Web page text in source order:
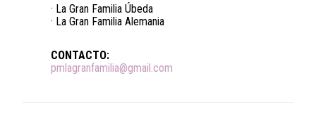
· La Gran Familia Úbeda
· La Gran Familia Alemania
CONTACTO:
pmlagranfamilia@gmail.com